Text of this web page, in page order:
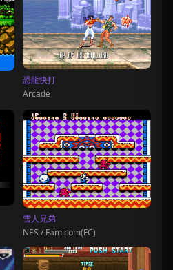
恐龍快打
Arcade
雪人兄弟
NES / Famicom(FC)